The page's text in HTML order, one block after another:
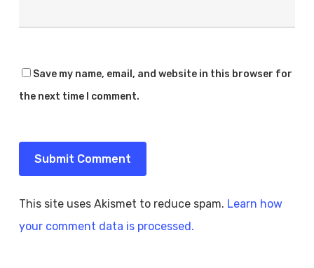
Save my name, email, and website in this browser for
the next time I comment.
This site uses Akismet to reduce spam. Learn how
your comment data is processed.